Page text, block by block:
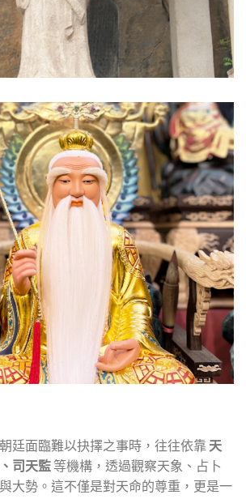
廷面臨難以抉擇之事時，往往依靠 天
司天監 等機構，透過觀察天象、占卜
大勢。這不僅是對天命的尊重，更是一